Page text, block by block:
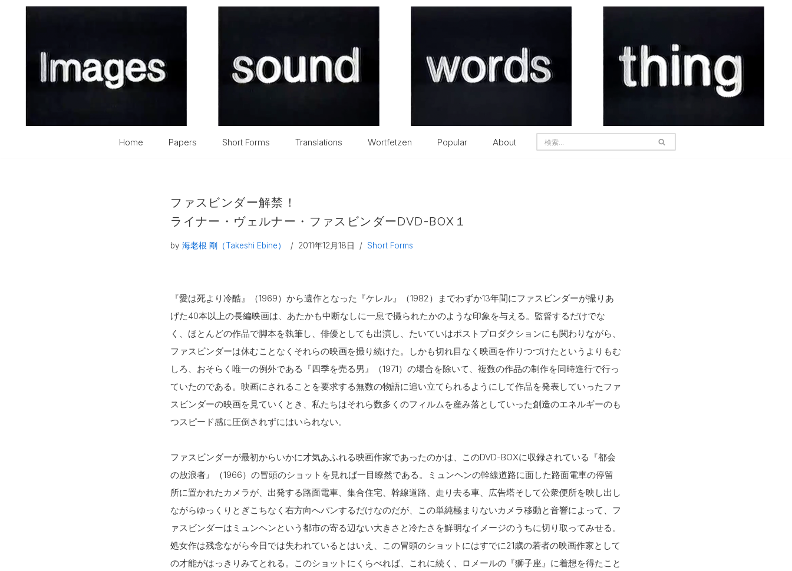
Home Papers Short Forms Translations Wortfetzen Popular About
ファスビンダー解禁！
ライナー・ヴェルナー・ファスビンダーDVD-BOX１
by海老根 剛（Takeshi Ebine） 2011年12月18日 Short Forms
『愛は死より冷酷』（1969）から遺作となった『ケレル』（1982）までわずか13年間にファスビンダーが撮りあ
げた40本以上の長編映画は、あたかも中断なしに一息で撮られたかのような印象を与える。監督するだけでな
く、ほとんどの作品で脚本を執筆し、俳優としても出演し、たいていはポストプロダクションにも関わりながら、
ファスビンダーは休むことなくそれらの映画を撮り続けた。しかも切れ目なく映画を作りつづけたというよりもむ
しろ、おそらく唯一の例外である『四季を売る男』（1971）の場合を除いて、複数の作品の制作を同時進行で行っ
ていたのである。映画にされることを要求する無数の物語に追い立てられるようにして作品を発表していったファ
スビンダーの映画を見ていくとき、私たちはそれら数多くのフィルムを産み落としていった創造のエネルギーのも
つスピード感に圧倒されずにはいられない。
ファスビンダーが最初からいかに才気あふれる映画作家であったのかは、このDVD-BOXに収録されている『都会
の放浪者』（1966）の冒頭のショットを見れば一目瞭然である。ミュンヘンの幹線道路に面した路面電車の停留
所に置かれたカメラが、出発する路面電車、集合住宅、幹線道路、走り去る車、広告塔そして公衆便所を映し出し
ながらゆっくりとぎこちなく右方向へパンするだけなのだが、この単純極まりないカメラ移動と音響によって、フ
ァスビンダーはミュンヘンという都市の寄る辺ない大きさと冷たさを鮮明なイメージのうちに切り取ってみせる。
処女作は残念ながら今日では失われているとはいえ、この冒頭のショットにはすでに21歳の若者の映画作家として
の才能がはっきりみてとれる。このショットにくらべれば、これに続く、ロメールの『獅子座』に着想を得たこと